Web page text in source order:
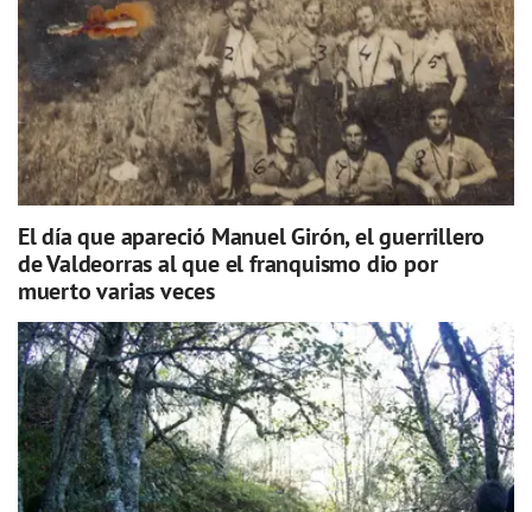
El día que apareció Manuel Girón, el guerrillero
de Valdeorras al que el franquismo dio por
muerto varias veces